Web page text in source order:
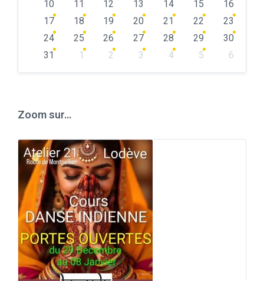
10
11 12 13 14 15
16
17
18 19 20 21 22
23
24
25 26 27 28 29
30
31
1 2 3 4 5
6
Zoom sur…